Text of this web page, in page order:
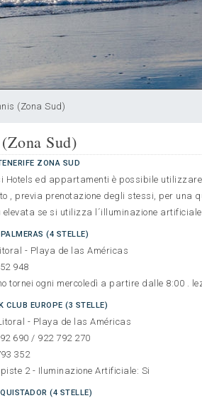
(Zona Sud)
Sud)
ZONA SUD
Hotels ed appartamenti è possibile
, previa prenotazione degli stessi, per una
elevata se si utilizza l´illuminazione
(4 STELLE)
- Playa de las Américas
948
tornei ogni mercoledì a partire dalle 8:00 .
CLUB EUROPE (3 STELLE)
- Playa de las Américas
690 / 922 792 270
352
2 - Iluminazione Artificiale: Si
(4 STELLE)